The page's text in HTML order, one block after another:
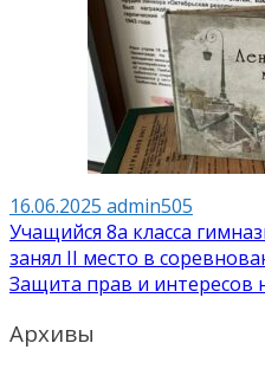
16.06.2025 admin505
Навигация
по
Учащийся 8а класса
занял II место в
Защита прав и интересов
Архивы